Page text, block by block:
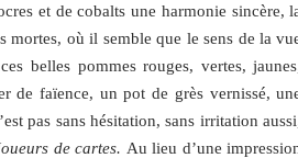
et de cobalts une harmonie sincère,
mortes, où il semble que le sens de la
belles pommes rouges, vertes,
de faïence, un pot de grès vernissé,
pas sans hésitation, sans irritation
de cartes. Au lieu d’une